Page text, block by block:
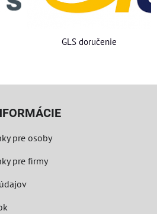
GLS doručenie
pre osoby
pre firmy